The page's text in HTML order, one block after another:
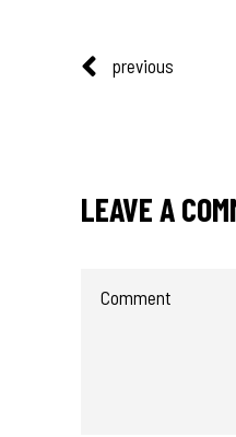
previous
LEAVE A